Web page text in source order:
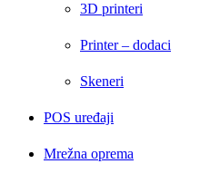
3D printeri
Printer – dodaci
Skeneri
POS uređaji
Mrežna oprema